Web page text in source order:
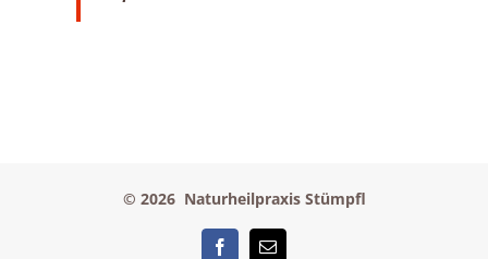
© 2026 Naturheilpraxis Stümpfl
Facebook
E-